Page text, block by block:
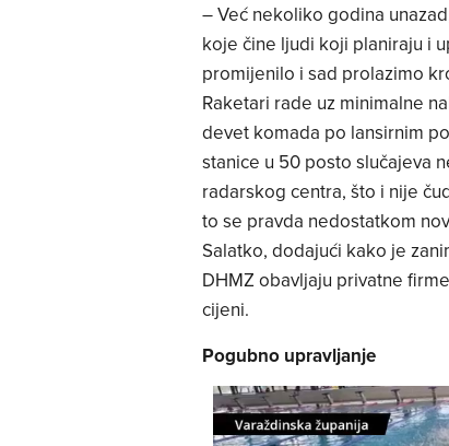
– Već nekoliko godina
koje čine ljudi koji planiraju i
promijenilo i sad prolazimo
Raketari rade uz minimalne
devet komada po lansirnim
stanice u 50 posto slučajeva
radarskog centra, što i nije
to se pravda nedostatkom
Salatko, dodajući kako je
DHMZ obavljaju privatne
cijeni.
Pogubno upravljanje